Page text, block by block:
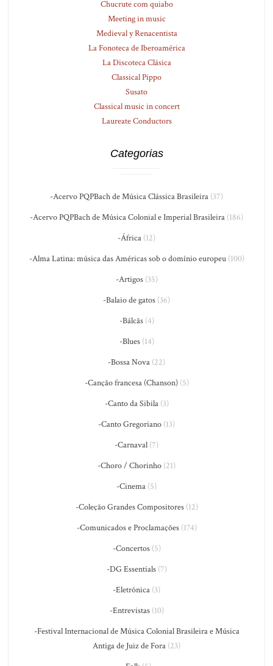
Chucrute com quiabo
Meeting in music
Medieval y Renacentista
La Fonoteca de Iberoamérica
La Discoteca Clásica
Classical Pippo
Susato
Classical music in concert
Laureate Conductors
Categorias
-Acervo PQPBach de Música Clássica Brasileira (37)
-Acervo PQPBach de Música Colonial e Imperial Brasileira (186)
-África (12)
-Alma Latina: música das Américas sob o domínio europeu(100)
-Artigos(35)
-Balaio de gatos (36)
-Bálcãs(4)
-Blues(14)
-Bossa Nova (22)
-Canção francesa (Chanson)(5)
-Canto da Sibila(3)
-Canto Gregoriano (13)
-Carnaval (7)
-Choro / Chorinho (21)
-Cinema (5)
-Coleção Grandes Compositores(12)
-Comunicados e Proclamações(174)
-Concertos(5)
-DG Essentials(7)
-Eletrônica (3)
-Entrevistas(10)
-Festival Internacional de Música Colonial Brasileira e Música
Antiga de Juiz de Fora (23)